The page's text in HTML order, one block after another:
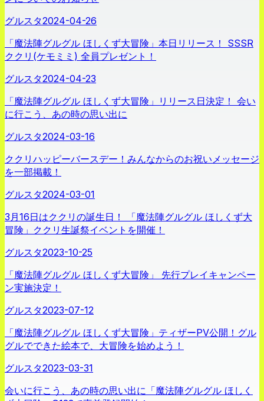
グルスタ2024-04-26
「魔法陣グルグル ほしくず大冒険」本日リリース！ SSSR
ククリ(ケモミミ) 全員プレゼント！
グルスタ2024-04-23
「魔法陣グルグル ほしくず大冒険」リリース日決定！ 会い
に行こう、あの時の思い出に
グルスタ2024-03-16
ククリハッピーバースデー！みんなからのお祝いメッセージ
を一部掲載！
グルスタ2024-03-01
3月16日はククリの誕生日！ 「魔法陣グルグル ほしくず大
冒険」ククリ生誕祭イベントを開催！
グルスタ2023-10-25
「魔法陣グルグル ほしくず大冒険」 先行プレイキャンペー
ン実施決定！
グルスタ2023-07-12
「魔法陣グルグル ほしくず大冒険」ティザーPV公開！グル
グルでできた絵本で、大冒険を始めよう！
グルスタ2023-03-31
会いに行こう、あの時の思い出に「魔法陣グルグル ほしく